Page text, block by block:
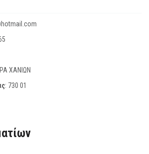
ΧΑΝΙΩΝ
: 730 01